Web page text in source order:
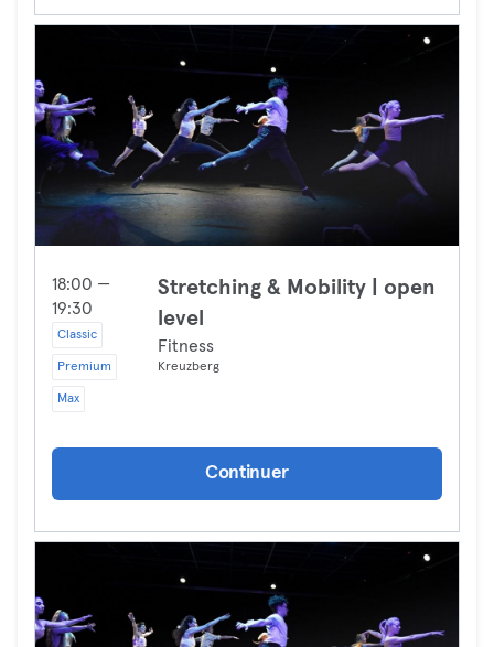
18:00 —
19:30
Classic
Premium
Max
Stretching & Mobility | open
level
Fitness
Kreuzberg
Continuer